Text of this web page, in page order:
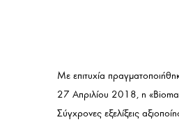
Με επιτυχία
27 Απριλίου 2018, η
Σύγχρονες εξελίξεις